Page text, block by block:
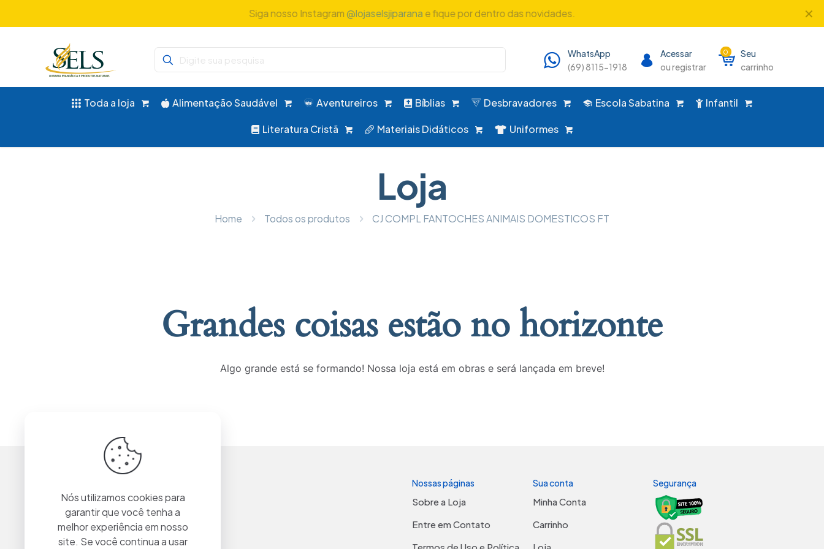
Siga nosso Instagram@lojaselsjiparana e fique por dentro das novidades. ✕
WhatsApp
(69) 8115-1918
Acessar
ou registrar
0
Seu
carrinho
Toda a loja Alimentação Saudável Aventureiros Bíblias Desbravadores Escola Sabatina Infantil
Literatura Cristã Materiais Didáticos Uniformes
Loja
Home Todos os produtos CJ COMPL FANTOCHES ANIMAIS DOMESTICOS FT
Grandes coisas estão no horizonte
Algo grande está se formando! Nossa loja está em obras e será lançada em breve!
Nossas páginas
Sobre a Loja
Entre em Contato
Termos de Uso e Política
Sua conta
Minha Conta
Carrinho
Loja
Segurança
Nós utilizamos cookies para
garantir que você tenha a
melhor experiência em nosso
site. Se você continua a usar